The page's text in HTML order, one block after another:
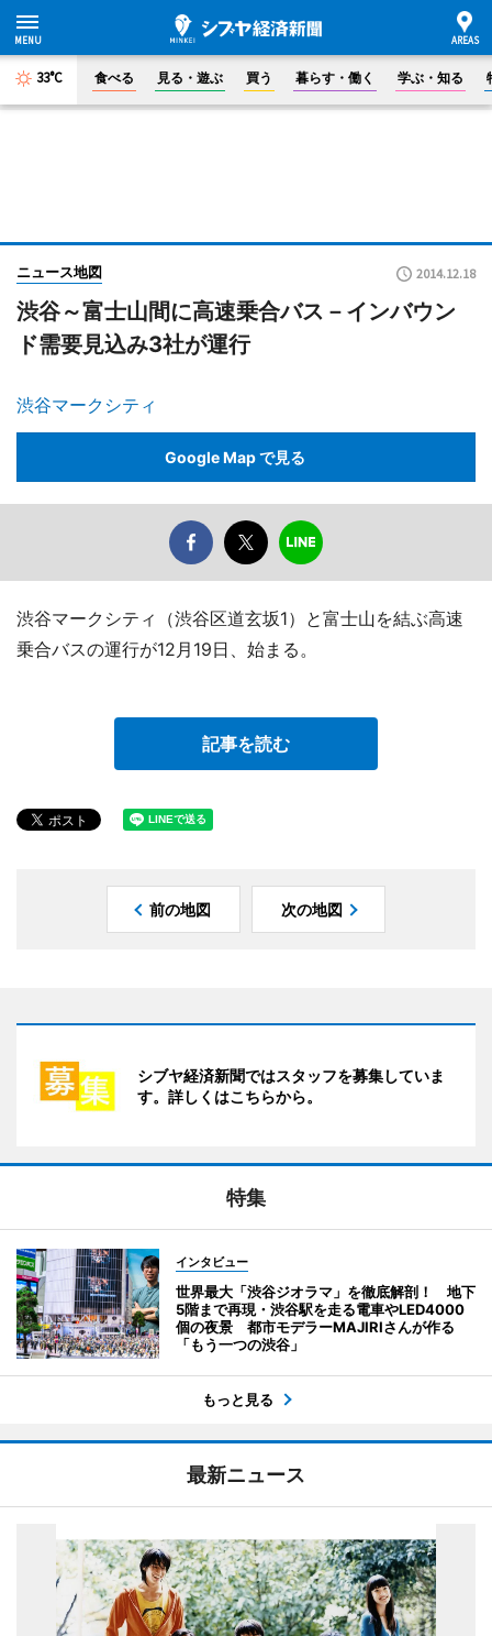
33°C 食べる 見る・遊ぶ 買う 暮らす・働く 学ぶ・知る
ニュース地図 2014.12.18
渋谷～富士山間に高速乗合バス－インバウン
ド需要見込み3社が運行
渋谷マークシティ
Google Map で見る
渋谷マークシティ（渋谷区道玄坂1）と富士山を結ぶ高速
乗合バスの運行が12月19日、始まる。
記事を読む
前の地図 次の地図
シブヤ経済新聞ではスタッフを募集していま
す。詳しくはこちらから。
特集
インタビュー
世界最大「渋谷ジオラマ」を徹底解剖！ 地下
5階まで再現・渋谷駅を走る電車やLED4000
個の夜景 都市モデラーMAJIRIさんが作る
「もう一つの渋谷」
もっと見る
最新ニュース